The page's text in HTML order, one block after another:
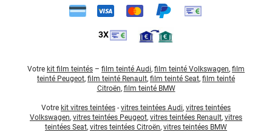
3X
Votre kit film teintés – film teinté Audi, film teinté Volkswagen, film
teinté Peugeot, film teinté Renault, film teinté Seat, film teinté
Citroën, film teinté BMW
Votre kit vitres teintées - vitres teintées Audi, vitres teintées
Volkswagen, vitres teintées Peugeot, vitres teintées Renault, vitres
teintées Seat, vitres teintées Citroën, vitres teintées BMW